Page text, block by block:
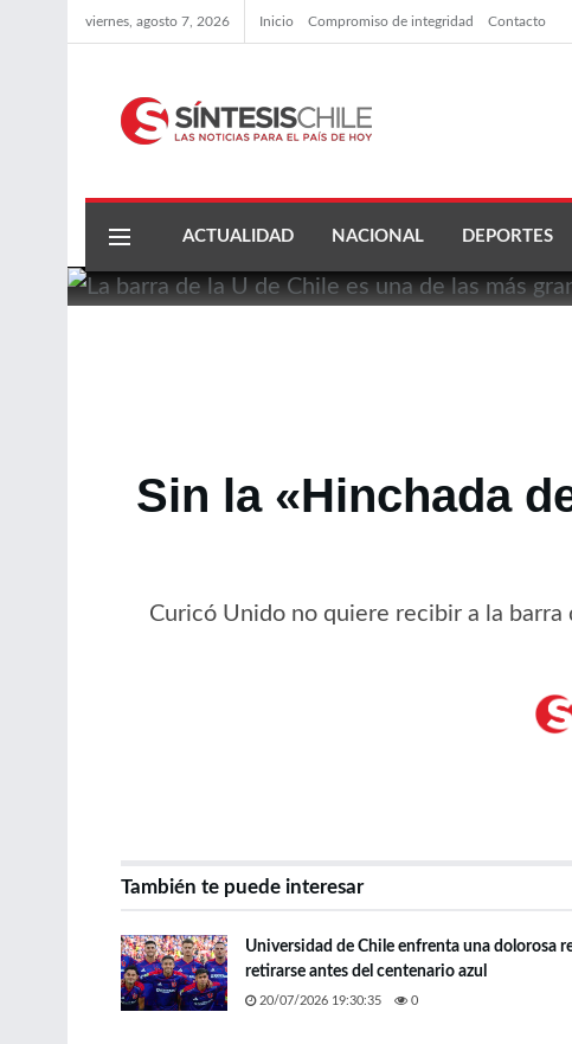
viernes, agosto 7, 2026 Inicio Compromiso de integridad Contacto
ACTUALIDAD NACIONAL DEPORTES
Sin la «Hinchada
Curicó Unido no quiere recibir a la
También te puede interesar
Universidad de Chile enfrenta una dolorosa
retirarse antes del centenario azul
20/07/2026 19:30:35 0